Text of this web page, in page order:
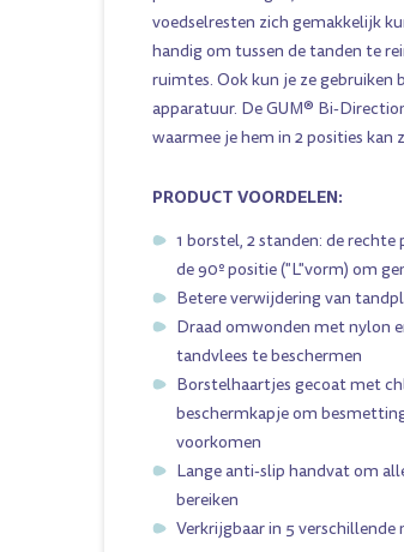
voedselresten zich gemakkelijk
handig om tussen de tanden te
ruimtes. Ook kun je ze
apparatuur. De GUM® Bi-
waarmee je hem in 2 posities kan
PRODUCT VOORDELEN:
1 borstel, 2 standen: de
de 90º positie ("L"vorm) om
Betere verwijdering van
Draad omwonden met nylon
tandvlees te beschermen
Borstelhaartjes gecoat met
beschermkapje om
voorkomen
Lange anti-slip handvat om
bereiken
Verkrijgbaar in 5 verschillende